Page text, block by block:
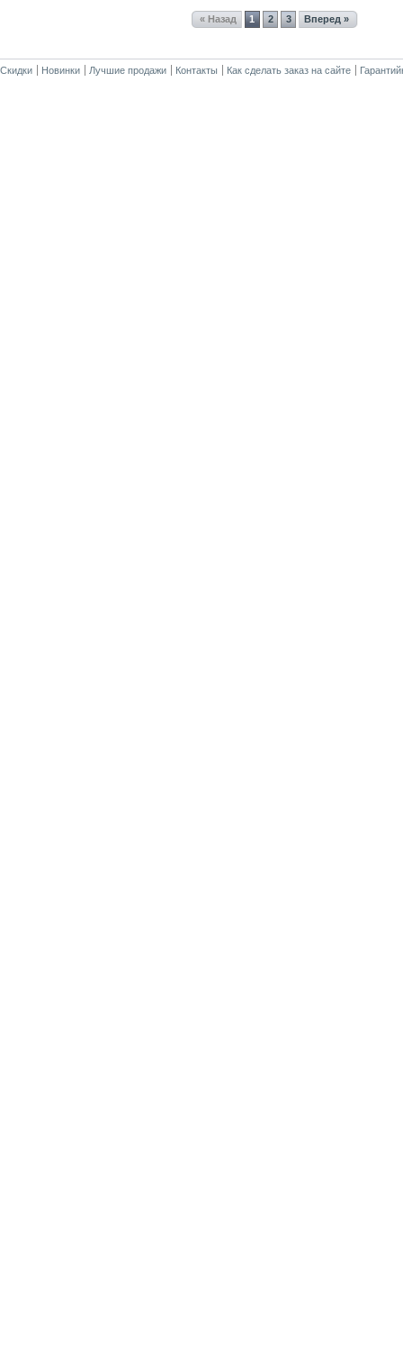
« Назад 1 2 3 Вперед »
Скидки Новинки Лучшие продажи Контакты Как сделать заказ на сайте